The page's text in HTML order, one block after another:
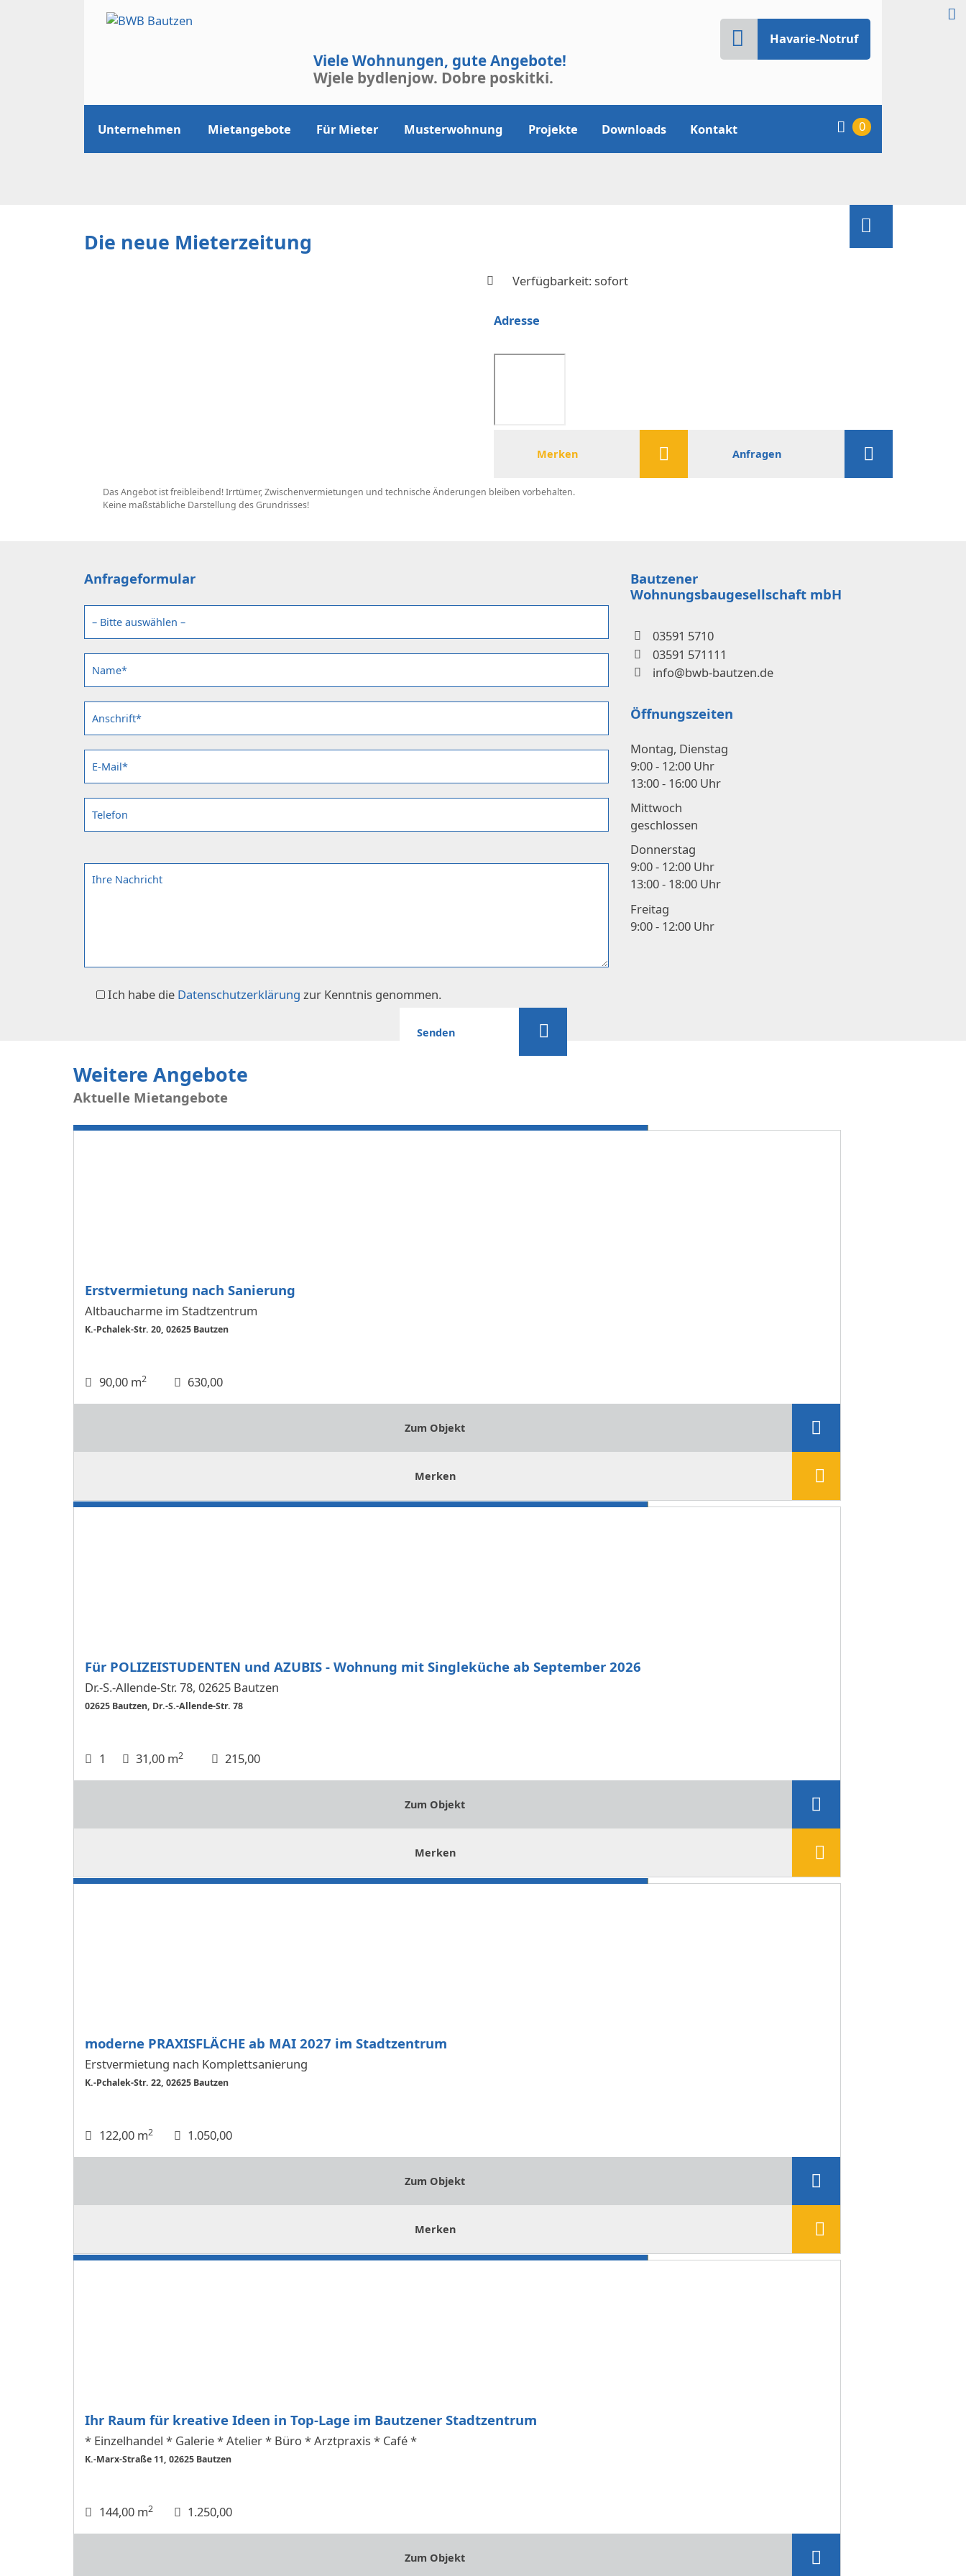
Viele Wohnungen, gute Angebote!
Wjele bydlenjow. Dobre poskitki.
Havarie-Notruf
Unternehmen Mietangebote Für Mieter Musterwohnung Projekte Downloads Kontakt 0
Die neue Mieterzeitung
Verfügbarkeit: sofort
Adresse
Merken Anfragen
Das Angebot ist freibleibend! Irrtümer, Zwischenvermietungen und technische Änderungen bleiben vorbehalten.
Keine maßstäbliche Darstellung des Grundrisses!
Anfrageformular
Ich habe die Datenschutzerklärung zur Kenntnis genommen.
Bautzener
Wohnungsbaugesellschaft mbH
03591 5710
03591 571111
info@bwb-bautzen.de
Öffnungszeiten
Montag, Dienstag
9:00 - 12:00 Uhr
13:00 - 16:00 Uhr
Mittwoch
geschlossen
Donnerstag
9:00 - 12:00 Uhr
13:00 - 18:00 Uhr
Freitag
9:00 - 12:00 Uhr
Weitere Angebote
Aktuelle Mietangebote
Erstvermietung nach Sanierung
Altbaucharme im Stadtzentrum
K.-Pchalek-Str. 20, 02625 Bautzen
90,00 m2 630,00
Zum Objekt
Merken
Für POLIZEISTUDENTEN und AZUBIS - Wohnung mit Singleküche ab September 2026
Dr.-S.-Allende-Str. 78, 02625 Bautzen
02625 Bautzen, Dr.-S.-Allende-Str. 78
1 31,00 m2 215,00
Zum Objekt
Merken
moderne PRAXISFLÄCHE ab MAI 2027 im Stadtzentrum
Erstvermietung nach Komplettsanierung
K.-Pchalek-Str. 22, 02625 Bautzen
122,00 m2 1.050,00
Zum Objekt
Merken
Ihr Raum für kreative Ideen in Top-Lage im Bautzener Stadtzentrum
* Einzelhandel * Galerie * Atelier * Büro * Arztpraxis * Café *
K.-Marx-Straße 11, 02625 Bautzen
144,00 m2 1.250,00
Zum Objekt